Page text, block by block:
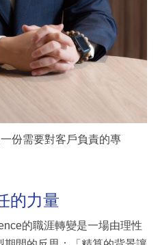
份需要對客戶負責的專
的力量
的職涯轉變是一場由理性